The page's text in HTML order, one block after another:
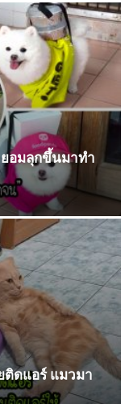
อมลุกขึ้นมาทำ
ดแอร์ แมวมา